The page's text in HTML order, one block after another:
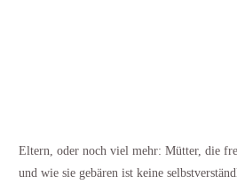
Eltern, oder noch viel mehr: Mütter, die
und wie sie gebären ist keine